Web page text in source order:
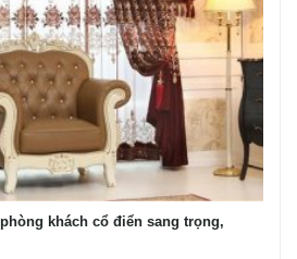
khách cổ điển sang trọng,